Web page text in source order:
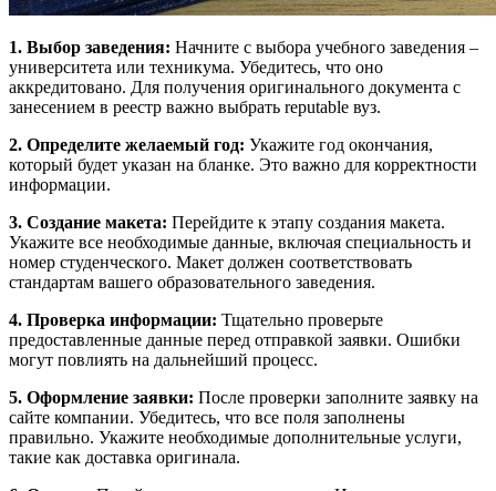
1. Выбор заведения: Начните с выбора учебного заведения –
университета или техникума. Убедитесь, что оно
аккредитовано. Для получения оригинального документа с
занесением в реестр важно выбрать reputable вуз.
2. Определите желаемый год: Укажите год окончания,
который будет указан на бланке. Это важно для корректности
информации.
3. Создание макета: Перейдите к этапу создания макета.
Укажите все необходимые данные, включая специальность и
номер студенческого. Макет должен соответствовать
стандартам вашего образовательного заведения.
4. Проверка информации: Тщательно проверьте
предоставленные данные перед отправкой заявки. Ошибки
могут повлиять на дальнейший процесс.
5. Оформление заявки: После проверки заполните заявку на
сайте компании. Убедитесь, что все поля заполнены
правильно. Укажите необходимые дополнительные услуги,
такие как доставка оригинала.